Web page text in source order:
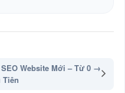
Website Mới – Từ 0 →
Tiên